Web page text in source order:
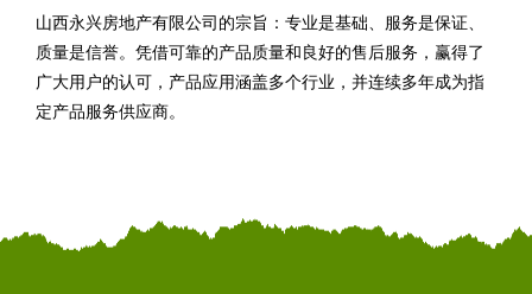
山西永兴房地产有限公司的宗旨：专业是基础、服务是保证、
质量是信誉。凭借可靠的产品质量和良好的售后服务，赢得了
广大用户的认可，产品应用涵盖多个行业，并连续多年成为指
定产品服务供应商。